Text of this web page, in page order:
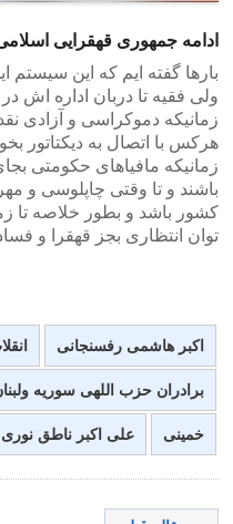
ادامه جمهوری قهقرایی
بارها گفته ایم که این سیستم
ولی فقیه تا دربان اداره اش
زمانیکه دموکراسی و آزادی
هرکس با اتصال به دیکتاتور
زمانیکه مافیاهای حکومتی
باشند و تا وقتی چاپلوسی و
کشور باشد و بطور خلاصه تا
توان انتظاری بجز قهقرا و
اکبر هاشمی رفسنجانی انقلاب
برادران حزب اللهی سوریه
خمینی علی اكبر ناطق نوری